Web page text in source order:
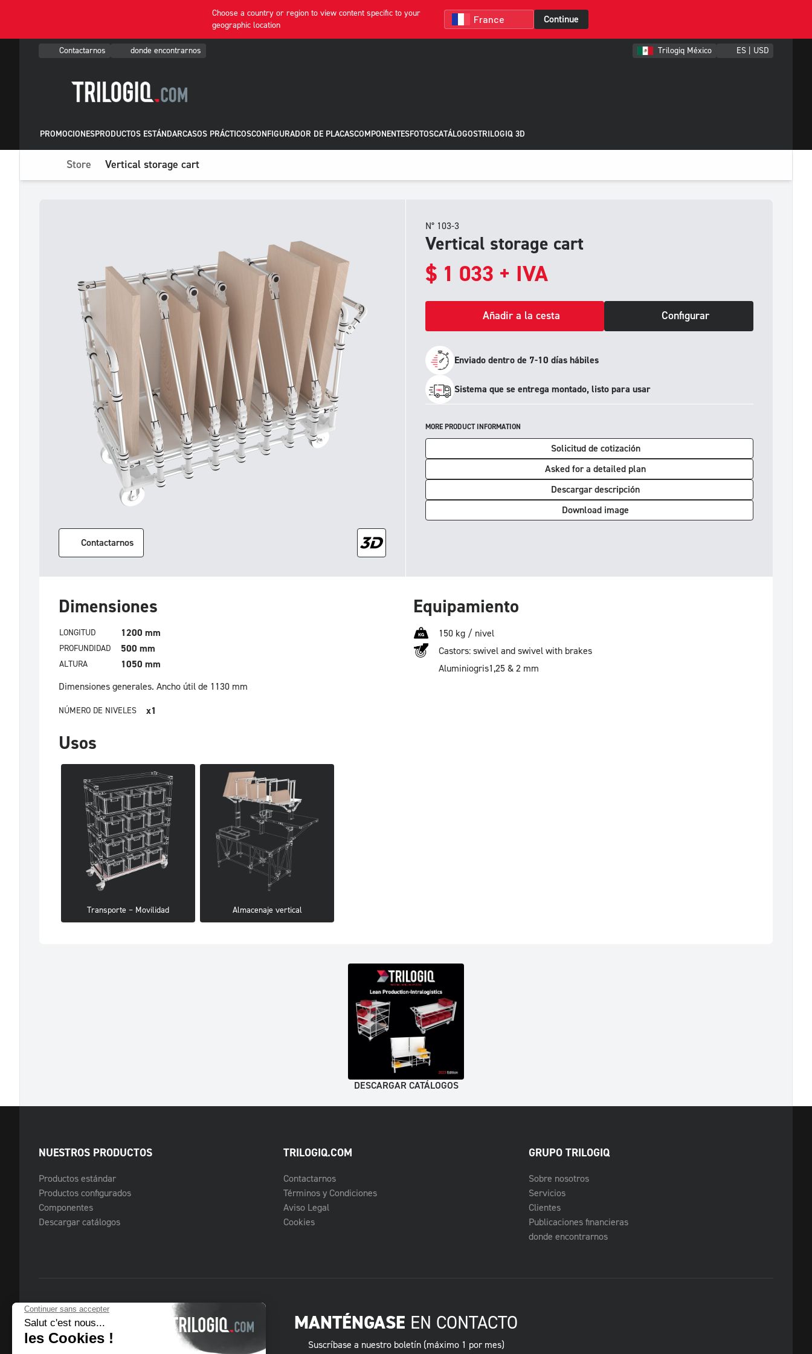
Choose a country or region to view content specific to your
geographic location
Continue
Contactarnos donde encontrarnos Trilogiq México ES | USD
PROMOCIONESPRODUCTOS ESTÁNDARCASOS PRÁCTICOSCONFIGURADOR DE PLACASCOMPONENTESFOTOSCATÁLOGOSTRILOGIQ 3D
Store Vertical storage cart
Contactarnos
N° 103-3
Vertical storage cart
$ 1 033 + IVA
Añadir a la cesta Configurar
Enviado dentro de 7-10 días hábiles
Sistema que se entrega montado, listo para usar
MORE PRODUCT INFORMATION
Solicitud de cotización
Asked for a detailed plan
Descargar descripción
Download image
Dimensiones
LONGITUD 1200 mm
PROFUNDIDAD 500 mm
ALTURA
1050 mm
Dimensiones generales. Ancho útil de 1130 mm
NÚMERO DE NIVELES x1
Equipamiento
150 kg / nivel
Castors: swivel and swivel with brakes
Aluminiogris1,25 & 2 mm
Usos
Transporte – Movilidad Almacenaje vertical
DESCARGAR CATÁLOGOS
NUESTROS PRODUCTOS
Productos estándar
Productos configurados
Componentes
Descargar catálogos
TRILOGIQ.COM
Contactarnos
Términos y Condiciones
Aviso Legal
Cookies
GRUPO TRILOGIQ
Sobre nosotros
Servicios
Clientes
Publicaciones financieras
donde encontrarnos
MANTÉNGASE EN CONTACTO
Suscríbase a nuestro boletín (máximo 1 por mes)